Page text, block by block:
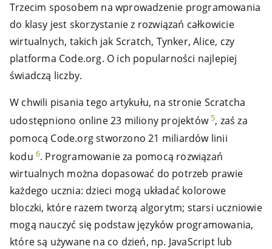
Trzecim sposobem na wprowadzenie programowania
do klasy jest skorzystanie z rozwiązań całkowicie
wirtualnych, takich jak Scratch, Tynker, Alice, czy
platforma Code.org. O ich popularności najlepiej
świadczą liczby.
W chwili pisania tego artykułu, na stronie Scratcha
udostępniono online 23 miliony projektów 5, zaś za
pomocą Code.org stworzono 21 miliardów linii
kodu 6. Programowanie za pomocą rozwiązań
wirtualnych można dopasować do potrzeb prawie
każdego ucznia: dzieci mogą układać kolorowe
bloczki, które razem tworzą algorytm; starsi uczniowie
mogą nauczyć się podstaw języków programowania,
które są używane na co dzień, np. JavaScript lub